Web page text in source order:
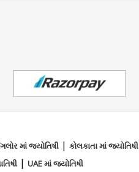
માં જ્યોતિષી| કોલકાતા માં જ્યોતિષી
| UAE માં જ્યોતિષી